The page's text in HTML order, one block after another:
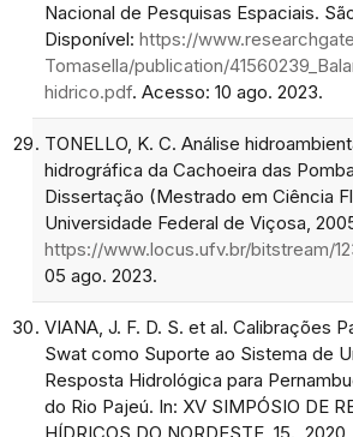
Nacional de Pesquisas Espaciais.
Disponível: https://
Tomasella/publication/
hidrico.pdf. Acesso: 10 ago. 2023.
TONELLO, K. C. Análise
hidrográfica da Cachoeira das
Dissertação (Mestrado em Ciência
Universidade Federal de Viçosa,
https://www.locus.ufv.br/bitstream/
05 ago. 2023.
VIANA, J. F. D. S. et al. Calibrações
Swat como Suporte ao Sistema de
Resposta Hidrológica para
do Rio Pajeú. In: XV SIMPÓSIO DE